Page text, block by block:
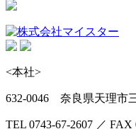
<本社>
632-0046 奈良県天理市
TEL 0743-67-2607 ／ FAX